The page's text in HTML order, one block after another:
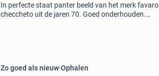
In perfecte staat panter beeld van het merk favaro
checcheto uit de jaren 70. Goed onderhouden.
Zo goed als nieuw Ophalen